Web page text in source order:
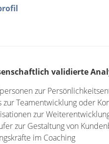
validierte
zur
zur Teamentwicklung oder
zur
zur Gestaltung von
im Coaching